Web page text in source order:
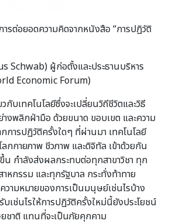
รต่อยอดความคิดจากหนังสือ “การปฏิวัติ
Schwab) ผู้ก่อตั้งและประธานบริหาร
Economic Forum)
กับเทคโนโลยีซึ่งจะเปลี่ยนวิถีชีวิตและวิธี
างพลิกฝ่ามือ ด้วยขนาด ขอบเขต และความ
การปฏิวัติครั้งใดๆ ที่ผ่านมา เทคโนโลยี
กกายภาพ ชีวภาพ และดิจิทัล เข้าด้วยกัน
กำลังส่งผลกระทบต่อทุกสาขาวิชา ทุก
หกรรม และทุกรัฐบาล กระทั่งท้าทาย
วามหมายของการเป็นมนุษย์เช่นไรบ้าง
เช่นไรให้การปฏิวัติครั้งใหม่นี้ยังประโยชน์
ชาติ แทนที่จะเป็นภัยคุกคาม